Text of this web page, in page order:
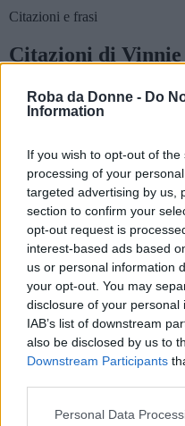
Roba da Donne - Do
Information
If you wish to opt-out of
processing of your
targeted advertising by us,
section to confirm your
opt-out request is
interest-based ads based
us or personal information
your opt-out. You may
disclosure of your
IAB’s list of downstream
also be disclosed by us to
Downstream Participants
Please note that this
Personal Data
Citazioni e frasi
Citazioni di
Considero un dono
chitarra e scrivere
Frasi sui doni Frasi sulle canzoni
scrivere
Mi piace parlare con i
nutro della loro
di una comunità
è un onore sapere che
ispirazione.
Frasi sull'ispirazione Frasi
Ritengo il fatto di
raramente mi capita di
così passo parecchio
perchè è ciò che mi